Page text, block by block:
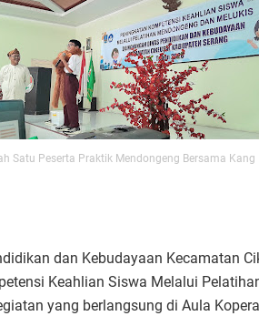
Satu Peserta Praktik Mendongeng Bersama Kang
dan Kebudayaan Kecamatan
Keahlian Siswa Melalui
yang berlangsung di Aula